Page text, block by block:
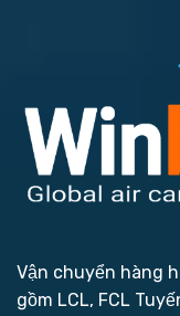
Vận chuyển hàng
gồm LCL, FCL